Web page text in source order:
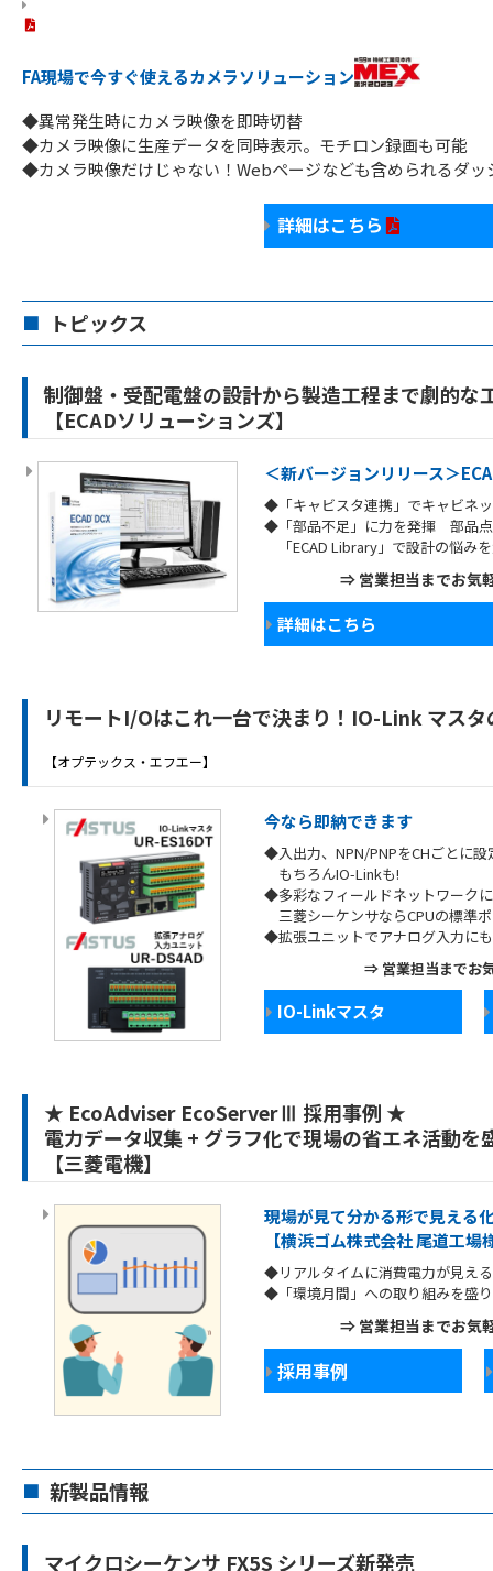
FA現場で今すぐ使えるカメラソリューション
◆異常発生時にカメラ映像を即時切替
◆カメラ映像に生産データを同時表示。モチロン録画も可能
◆カメラ映像だけじゃない！Webページなども含められるダッ
詳細はこちら
■ トピックス
制御盤・受配電盤の設計から製造工程まで劇的な
【ECADソリューションズ】
＜新バージョンリリース＞
◆「キャビスタ連携」でキャビネ
◆「部品不足」に力を発揮 部品
「ECAD Library」で設計の悩み
⇒ 営業担当までお気
詳細はこちら
リモートI/Oはこれ一台で決まり！IO-Link マスタ
【オプテックス・エフエー】
今なら即納できます
◆入出力、NPN/PNPをCHごとに設
もちろんIO-Linkも!
◆多彩なフィールドネットワーク
三菱シーケンサならCPUの標準
◆拡張ユニットでアナログ入力に
⇒ 営業担当までお
IO-Linkマスタ
★ EcoAdviser EcoServerⅢ 採用事例 ★
電力データ収集 + グラフ化で現場の省エネ活動を
【三菱電機】
現場が見て分かる形で見える
【横浜ゴム株式会社 尾道工場
◆リアルタイムに消費電力が見
◆「環境月間」への取り組みを盛
⇒ 営業担当までお気
採用事例
■ 新製品情報
マイクロシーケンサ FX5S シリーズ新発売